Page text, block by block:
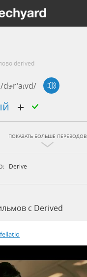
derived
/dɝr'aɪvd/
ПОКАЗАТЬ БОЛЬШЕ ПЕРЕВОДОВ
Derive
c Derived